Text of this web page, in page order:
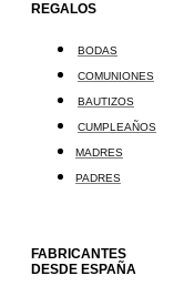
REGALOS
BODAS
COMUNIONES
BAUTIZOS
CUMPLEAÑOS
MADRES
PADRES
FABRICANTES
DESDE ESPAÑA